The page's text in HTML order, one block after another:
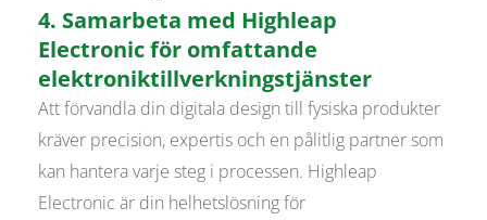
4. Samarbeta med Highleap
Electronic för omfattande
elektroniktillverkningstjänster
Att förvandla din digitala design till fysiska produkter
kräver precision, expertis och en pålitlig partner som
kan hantera varje steg i processen. Highleap
Electronic är din helhetslösning för